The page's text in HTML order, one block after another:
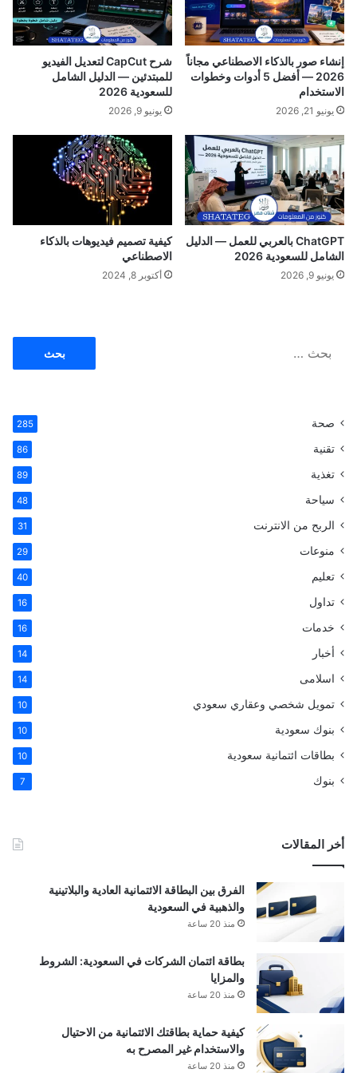
ي
ز
ل
ل
ع
و
ي
ن
إنشاء صور بالذكاء الاصطناعي مجاناً
2026 — أفضل 5 أدوات وخطوات
الاستخدام
يونيو 21, 2026
شرح CapCut لتعديل الفيديو
للمبتدئين — الدليل الشامل
للسعودية 2026
يونيو 9, 2026
ChatGPT بالعربي للعمل — الدليل
الشامل للسعودية 2026
يونيو 9, 2026
كيفية تصميم فيديوهات بالذكاء
الاصطناعي
أكتوبر 8, 2024
صحة 285
تقنية 86
تغذية 89
سياحة 48
الربح من الانترنت 31
منوعات 29
تعليم 40
تداول 16
خدمات 16
أخبار 14
اسلامى 14
تمويل شخصي وعقاري سعودي 10
بنوك سعودية 10
بطاقات ائتمانية سعودية 10
بنوك 7
أخر المقالات
الفرق بين البطاقة الائتمانية العادية والبلاتينية
والذهبية في السعودية
منذ 20 ساعة
بطاقة ائتمان الشركات في السعودية: الشروط
والمزايا
منذ 20 ساعة
كيفية حماية بطاقتك الائتمانية من الاحتيال
والاستخدام غير المصرح به
منذ 20 ساعة